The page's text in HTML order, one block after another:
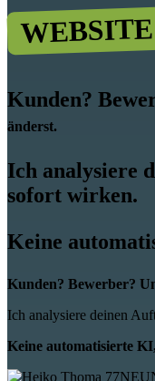
Kunden?
änderst.
Ich analysiere
sofort wirken.
Keine
Kunden? Bewerber?
Ich analysiere deinen
Keine automatisierte